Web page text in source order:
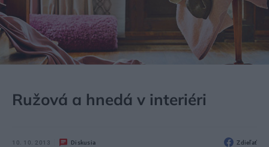
Ružová a hnedá v interiéri
10. 10. 2013 Diskusia Zdieľať